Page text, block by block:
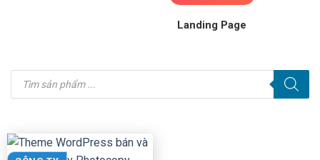
Landing Page
Tìm
kiếm
sản